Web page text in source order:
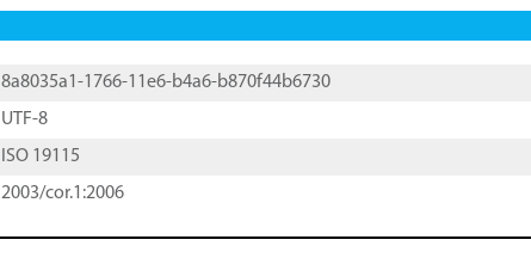
8a8035a1-1766-11e6-b4a6-b870f44b6730
UTF-8
ISO 19115
2003/cor.1:2006